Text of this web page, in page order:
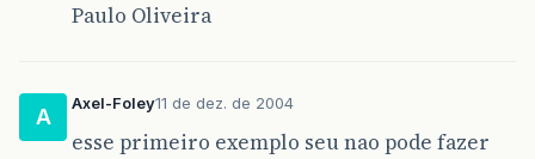
Paulo Oliveira
A
Axel-Foley11 de dez. de 2004
esse primeiro exemplo seu nao pode fazer